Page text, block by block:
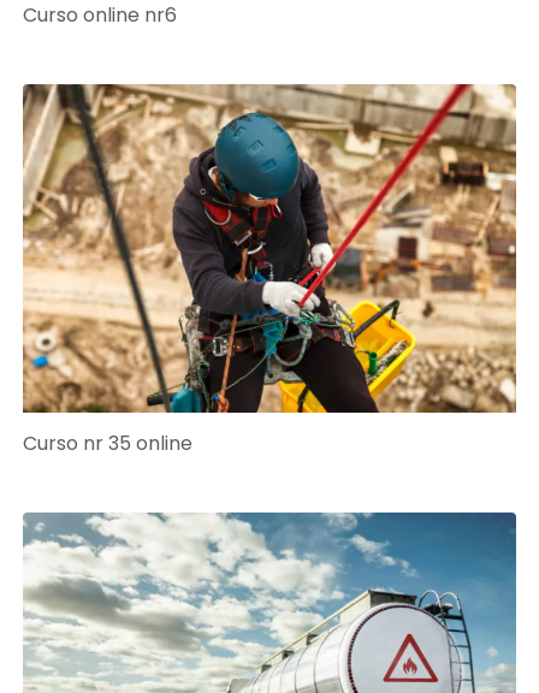
Curso online nr6
Curso nr 35 online